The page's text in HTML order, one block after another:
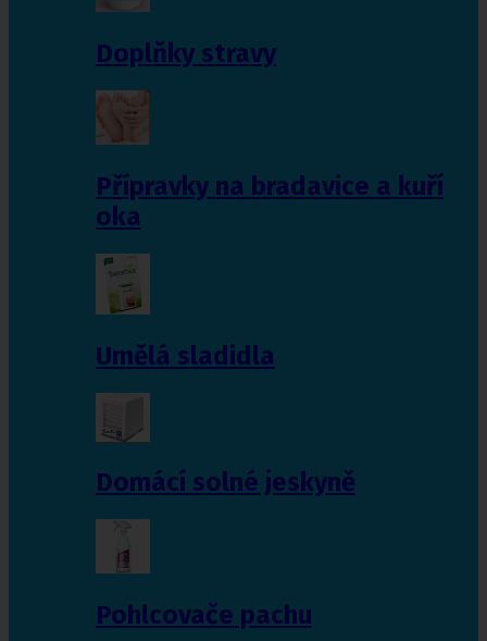
Doplňky stravy
Přípravky na bradavice a kuří
oka
Umělá sladidla
Domácí solné jeskyně
Pohlcovače pachu